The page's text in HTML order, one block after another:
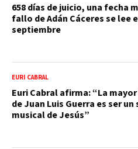
658 días de juicio, una fecha
fallo de Adán Cáceres se lee
septiembre
EURI CABRAL
Euri Cabral afirma: “La
de Juan Luis Guerra es ser un
musical de Jesús”